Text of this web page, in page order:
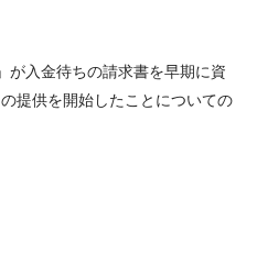
が入金待ちの請求書を早期に資
提供を開始したことについての